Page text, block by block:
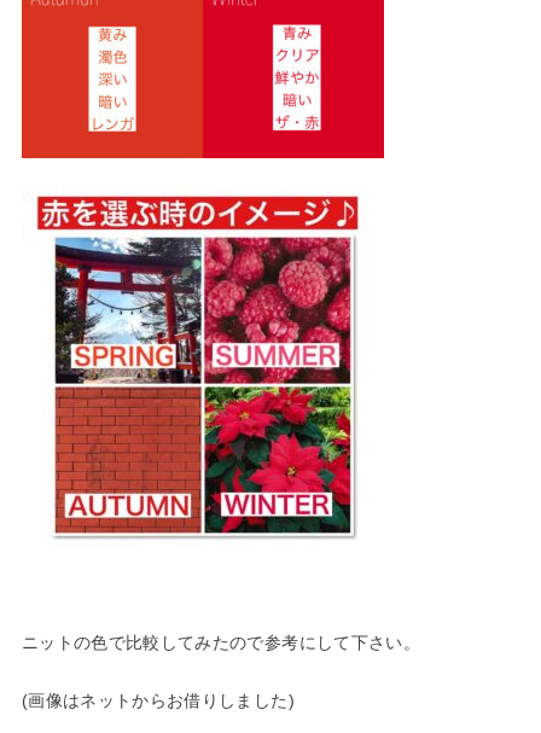
ニットの色で比較してみたので参考にして下さい。
(画像はネットからお借りしました)